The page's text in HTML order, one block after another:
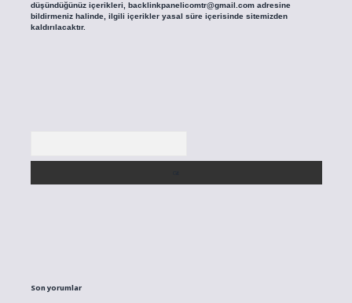
düşündüğünüz içerikleri, backlinkpanelicomtr@gmail.comadresine
bildirmeniz halinde, ilgili içerikler yasal süre içerisinde sitemizden
kaldırılacaktır.
Son yorumlar